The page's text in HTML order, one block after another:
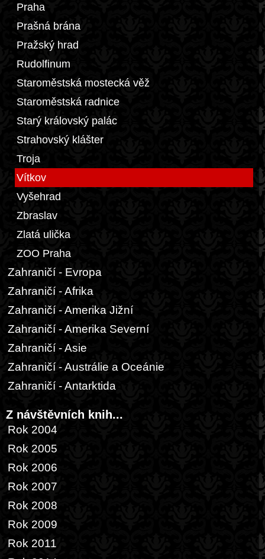
Praha
Prašná brána
Pražský hrad
Rudolfinum
Staroměstská mostecká věž
Staroměstská radnice
Starý královský palác
Strahovský klášter
Troja
Vítkov
Vyšehrad
Zbraslav
Zlatá ulička
ZOO Praha
Zahraničí - Evropa
Zahraničí - Afrika
Zahraničí - Amerika Jižní
Zahraničí - Amerika Severní
Zahraničí - Asie
Zahraničí - Austrálie a Oceánie
Zahraničí - Antarktida
Z návštěvních knih...
Rok 2004
Rok 2005
Rok 2006
Rok 2007
Rok 2008
Rok 2009
Rok 2011